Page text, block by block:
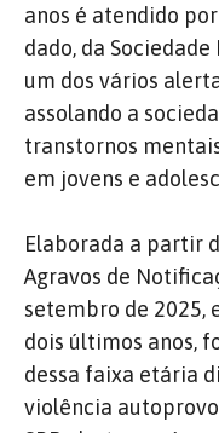
anos é atendido
dado, da
um dos vários
assolando a
transtornos
em jovens e
Elaborada a partir
Agravos de
setembro de 2025,
dois últimos anos,
dessa faixa etária
violência